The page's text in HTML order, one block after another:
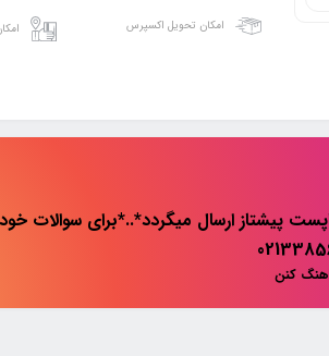
امکان تحویل اکسپرس
پیشتاز ارسال میگردد*..*برای سوالات
کنن